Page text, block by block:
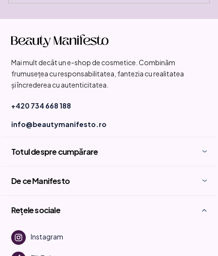
Mai mult decât un e-shop de cosmetice. Combinăm
frumusețea cu responsabilitatea, fantezia cu realitatea
și încrederea cu autenticitatea.
+420 734 668 188
info@beautymanifesto.ro
Totul despre cumpărare
De ce Manifesto
Rețele sociale
Instagram